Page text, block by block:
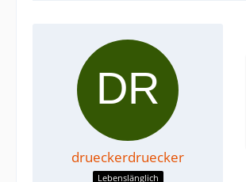
drueckerdruecker
Lebenslänglich